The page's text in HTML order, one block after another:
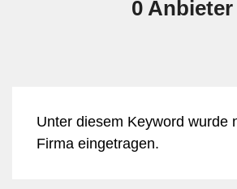
0 Anbieter
Unter diesem Keyword wurde
Firma eingetragen.